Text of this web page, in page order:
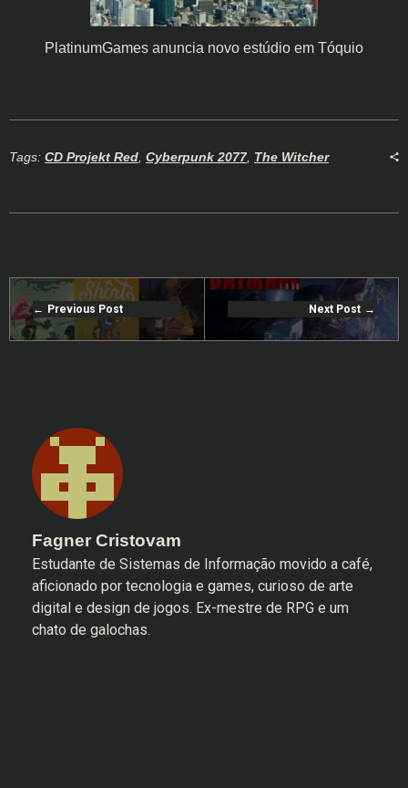
PlatinumGames anuncia novo estúdio em Tóquio
Tags: CD Projekt Red, Cyberpunk 2077, The Witcher
Previous Post Next Post
Fagner Cristovam
Estudante de Sistemas de Informação movido a café,
aficionado por tecnologia e games, curioso de arte
digital e design de jogos. Ex-mestre de RPG e um
chato de galochas.